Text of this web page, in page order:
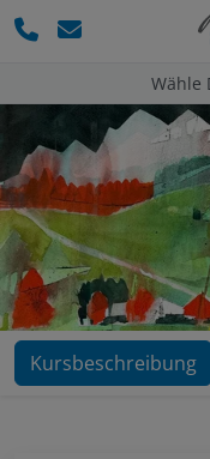
Wähle
Kursbeschreibung